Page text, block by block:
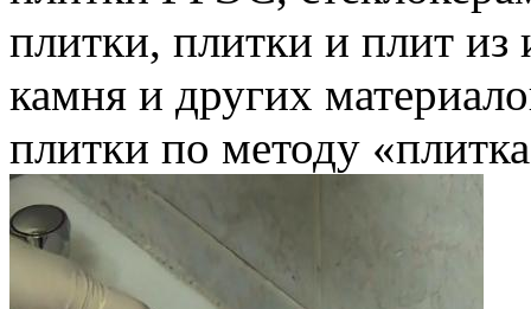
плитки, плитки и плит из
камня и других
плитки по методу